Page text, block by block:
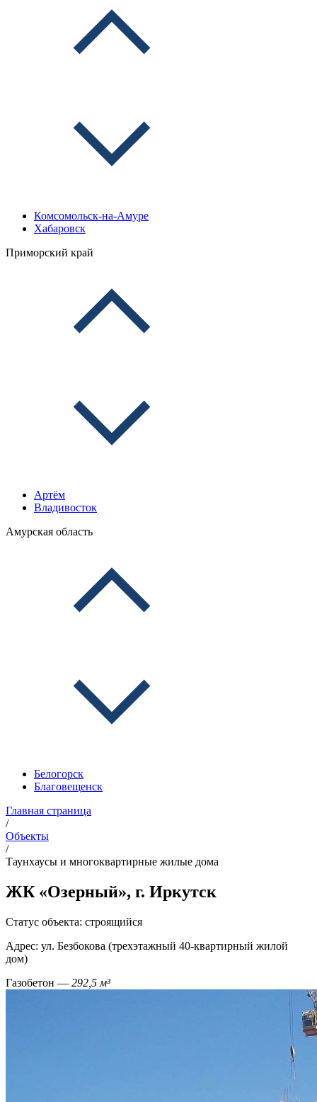
Комсомольск-на-Амуре
Хабаровск
Приморский край
Артём
Владивосток
Амурская область
Белогорск
Благовещенск
Главная страница
/
Объекты
/
Таунхаусы и многоквартирные жилые дома
ЖК «Озерный», г. Иркутск
Статус объекта: строящийся
Адрес: ул. Безбокова (трехэтажный 40-квартирный жилой
дом)
Газобетон — 292,5 м³